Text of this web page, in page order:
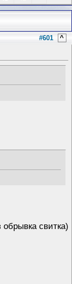
#601 ^
свитка)